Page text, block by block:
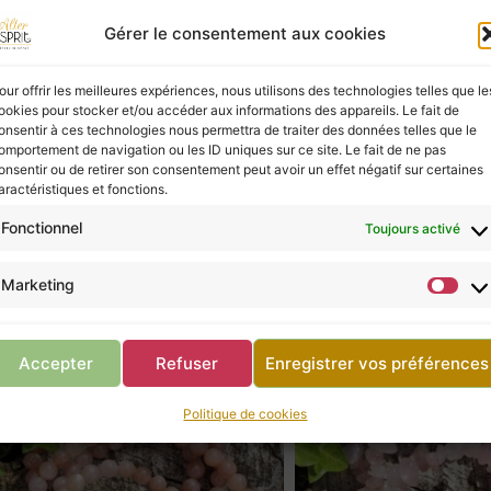
Gérer le consentement aux cookies
offrir les meilleures expériences, nous utilisons des technologies telles que
pour stocker et/ou accéder aux informations des appareils. Le fait de
à ces technologies nous permettra de traiter des données telles que le
de navigation ou les ID uniques sur ce site. Le fait de ne pas
ou de retirer son consentement peut avoir un effet négatif sur certaines
et fonctions.
Fonctionnel Toujours activé
Marketing
Accepter Refuser Enregistrer vos préférences
Politique de cookies
à ceux qui les écoutent, mais elles ne
ne négligez pas la consultation d’un
Retour à la boutique